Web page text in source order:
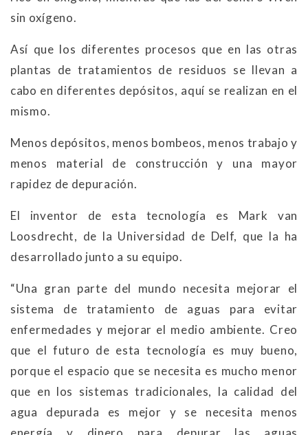
sin oxígeno.
Así que los diferentes procesos que en las otras
plantas de tratamientos de residuos se llevan a
cabo en diferentes depósitos, aquí se realizan en el
mismo.
Menos depósitos, menos bombeos, menos trabajo y
menos material de construcción y una mayor
rapidez de depuración.
El inventor de esta tecnología es Mark van
Loosdrecht, de la Universidad de Delf, que la ha
desarrollado junto a su equipo.
“Una gran parte del mundo necesita mejorar el
sistema de tratamiento de aguas para evitar
enfermedades y mejorar el medio ambiente. Creo
que el futuro de esta tecnología es muy bueno,
porque el espacio que se necesita es mucho menor
que en los sistemas tradicionales, la calidad del
agua depurada es mejor y se necesita menos